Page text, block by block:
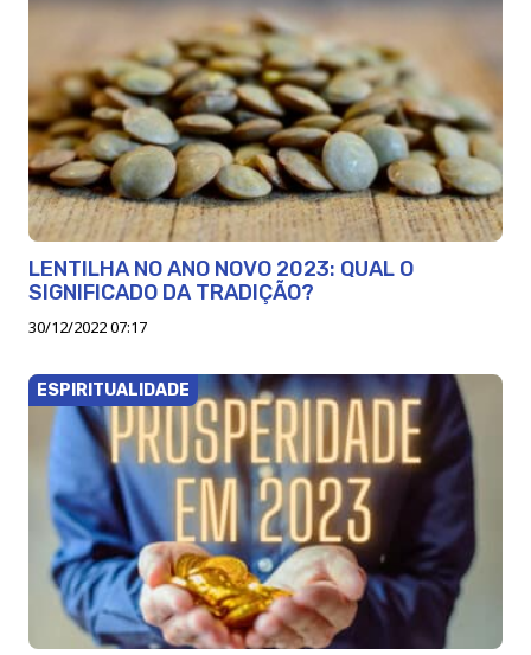
LENTILHA NO ANO NOVO 2023: QUAL O
SIGNIFICADO DA TRADIÇÃO?
30/12/2022 07:17
ESPIRITUALIDADE